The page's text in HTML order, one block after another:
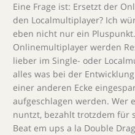
Eine Frage ist: Ersetzt der
den Localmultiplayer? Ich
eben nicht nur ein
Onlinemultiplayer werden
lieber im Single- oder
alles was bei der
einer anderen Ecke
aufgeschlagen werden. Wer
nuntzt, bezahlt trotzdem für
Beat em ups a la Double